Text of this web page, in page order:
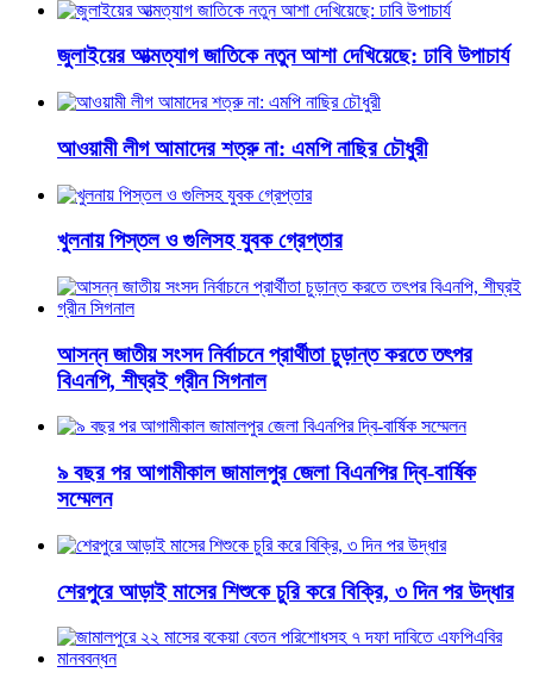
জুলাইয়ের আত্মত্যাগ জাতিকে নতুন আশা দেখিয়েছে: ঢাবি উপাচার্য
আওয়ামী লীগ আমাদের শত্রু না: এমপি নাছির চৌধুরী
খুলনায় পিস্তল ও গুলিসহ যুবক গ্রেপ্তার
আসন্ন জাতীয় সংসদ নির্বাচনে প্রার্থীতা চুড়ান্ত করতে তৎপর
বিএনপি, শীঘ্রই গ্রীন সিগনাল
৯ বছর পর আগামীকাল জামালপুর জেলা বিএনপির দ্বি-বার্ষিক
সম্মেলন
শেরপুরে আড়াই মাসের শিশুকে চুরি করে বিক্রি, ৩ দিন পর উদ্ধার